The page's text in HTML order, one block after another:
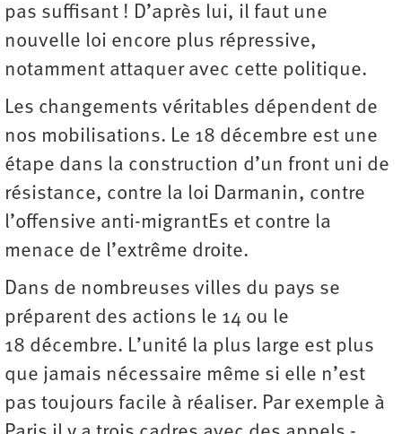
pas suffisant ! D’après lui, il faut une
nouvelle loi encore plus répressive,
notamment attaquer avec cette politique.
Les changements véritables dépendent de
nos mobilisations. Le 18 décembre est une
étape dans la construction d’un front uni de
résistance, contre la loi Darmanin, contre
l’offensive anti-migrantEs et contre la
menace de l’extrême droite.
Dans de nombreuses villes du pays se
préparent des actions le 14 ou le
18 décembre. L’unité la plus large est plus
que jamais nécessaire même si elle n’est
pas toujours facile à réaliser. Par exemple à